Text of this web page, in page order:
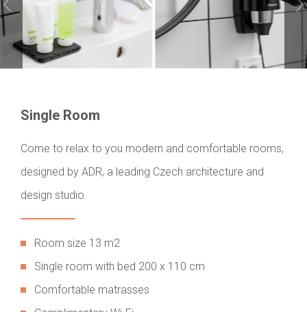
Single Room
Come to relax to you modern and comfortable rooms,
designed by ADR, a leading Czech architecture and
design studio.
Room size 13 m2
Single room with bed 200 x 110 cm
Comfortable matrasses